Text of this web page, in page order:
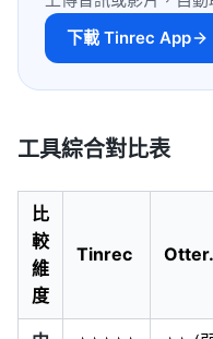
下載 Tinrec App
工具綜合對比表
比
較
維
度
Tinrec